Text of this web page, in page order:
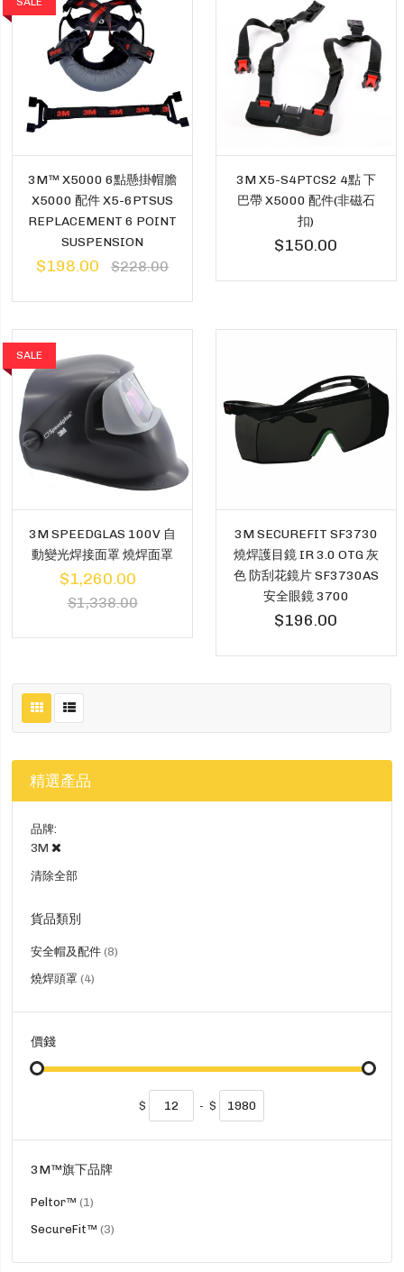
3M™ X5000 6點懸掛帽膽
X5000 配件 X5-6PTSUS
REPLACEMENT 6 POINT
SUSPENSION
$198.00 $228.00
3M X5-S4PTCS2 4點 下
巴帶 X5000 配件(非磁石
扣)
$150.00
SALE
3M SPEEDGLAS 100V 自
動變光焊接面罩 燒焊面罩
$1,260.00
$1,338.00
3M SECUREFIT SF3730
燒焊護目鏡 IR 3.0 OTG 灰
色 防刮花鏡片 SF3730AS
安全眼鏡 3700
$196.00
精選產品
品牌
3M
清除全部
貨品類別
安全帽及配件 8貨
燒焊頭罩 4貨
價錢
$ - $
3M™旗下品牌
Peltor™ 1貨
SecureFit™ 3貨